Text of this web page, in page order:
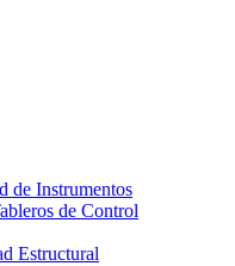
de Instrumentos
de Control
Estructural